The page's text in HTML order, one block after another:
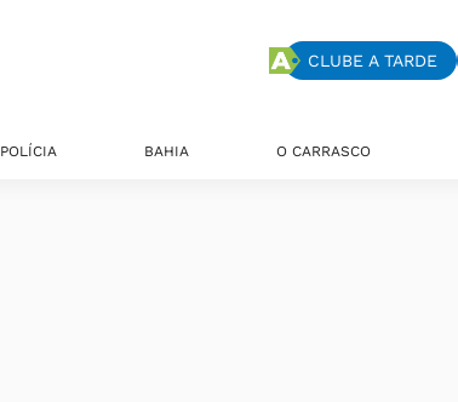
CLUBE A TARDE
POLÍCIA BAHIA O CARRASCO